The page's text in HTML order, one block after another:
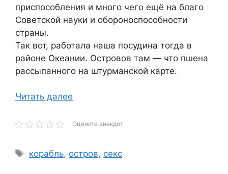
приспособления и много чего ещё на благо
Советской науки и обороноспособности
страны.
Так вот, работала наша посудина тогда в
районе Океании. Островов там — что пшена
рассыпанного на штурманской карте.
Читать далее
Оцените анекдот
Метки
корабль, остров, секс